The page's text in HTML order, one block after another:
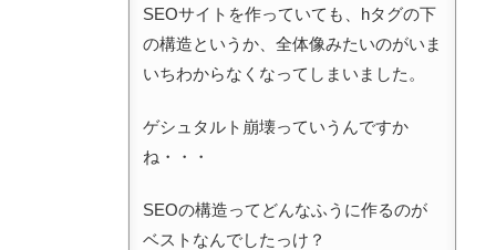
SEOサイトを作っていても、hタグの下
の構造というか、全体像みたいのがいま
いちわからなくなってしまいました。
ゲシュタルト崩壊っていうんですか
ね・・・
SEOの構造ってどんなふうに作るのが
ベストなんでしたっけ？